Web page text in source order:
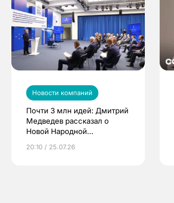
Новости компаний
Почти 3 млн идей: Дмитрий
Медведев рассказал о
Новой Народной
20:10 / 25.07.26